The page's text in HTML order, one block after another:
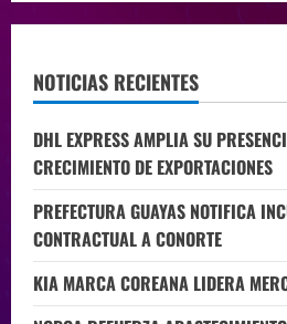
NOTICIAS RECIENTES
DHL EXPRESS AMPLIA SU
CRECIMIENTO DE EXPORTACIONES
PREFECTURA GUAYAS NOTIFICA
CONTRACTUAL A CONORTE
KIA MARCA COREANA LIDERA